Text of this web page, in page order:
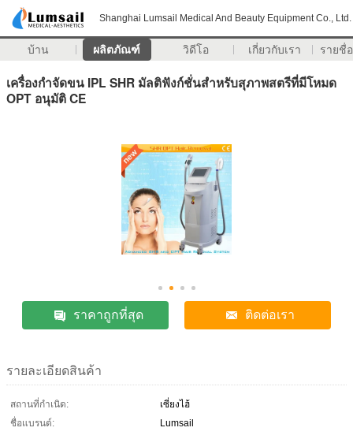
Shanghai Lumsail Medical And Beauty Equipment Co., Ltd.
บ้าน ผลิตภัณฑ์ วิดีโอ เกี่ยวกับเรา รายชื่
เครื่องกำจัดขน IPL SHR มัลติฟังก์ชั่นสำหรับสุภาพสตรีที่มีโหมด
OPT อนุมัติ CE
ราคาถูกที่สุด ติดต่อเรา
รายละเอียดสินค้า
สถานที่กำเนิด:
เซี่ยงไฮ้
ชื่อแบรนด์:
Lumsail